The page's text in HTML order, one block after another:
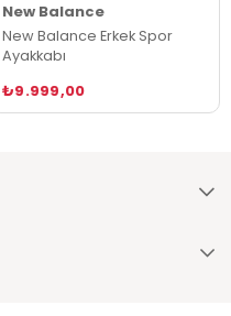
New Balance
New Balance Erkek Spor
Ayakkabı
₺9.999,00